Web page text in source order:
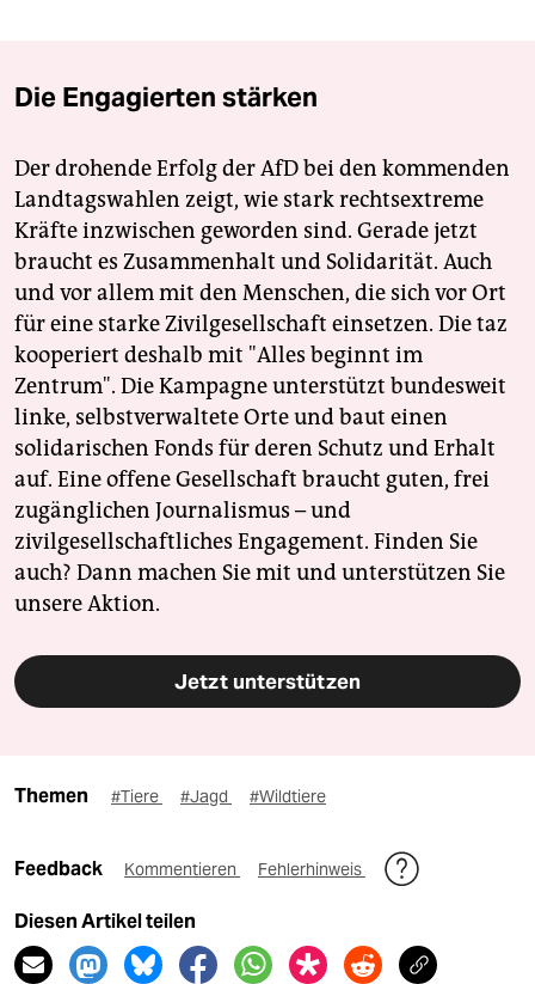
Die Engagierten stärken
Der drohende Erfolg der AfD bei den kommenden
Landtagswahlen zeigt, wie stark rechtsextreme
Kräfte inzwischen geworden sind. Gerade jetzt
braucht es Zusammenhalt und Solidarität. Auch
und vor allem mit den Menschen, die sich vor Ort
für eine starke Zivilgesellschaft einsetzen. Die taz
kooperiert deshalb mit "Alles beginnt im
Zentrum". Die Kampagne unterstützt bundesweit
linke, selbstverwaltete Orte und baut einen
solidarischen Fonds für deren Schutz und Erhalt
auf. Eine offene Gesellschaft braucht guten, frei
zugänglichen Journalismus – und
zivilgesellschaftliches Engagement. Finden Sie
auch? Dann machen Sie mit und unterstützen Sie
unsere Aktion.
Jetzt unterstützen
Themen #Tiere #Jagd #Wildtiere
Feedback Kommentieren Fehlerhinweis
Diesen Artikel teilen